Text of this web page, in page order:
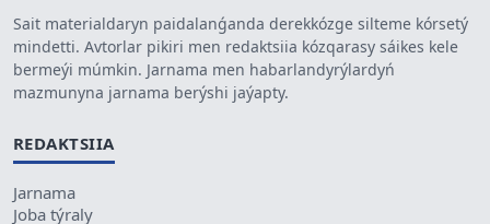
Sait materialdaryn paidalanǵanda derekkózge silteme kórsetý
mindetti. Avtorlar pikiri men redaktsiia kózqarasy sáikes kele
bermeýi múmkin. Jarnama men habarlandyrýlardyń
mazmunyna jarnama berýshi jaýapty.
REDAKTSIIA
Jarnama
Joba týraly